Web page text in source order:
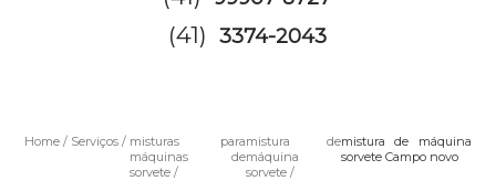
(41) 3374-2043
Home Serviços
misturas para
máquinas de
sorvete
mistura de
máquina
sorvete
mistura de máquina
sorvete Campo novo